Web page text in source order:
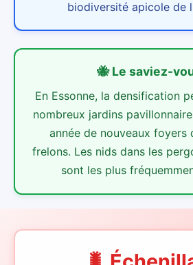
biodiversité apicole de
🐝 Le saviez-
En Essonne, la densification
nombreux jardins
année de nouveaux foyers
frelons. Les nids dans les
sont les plus